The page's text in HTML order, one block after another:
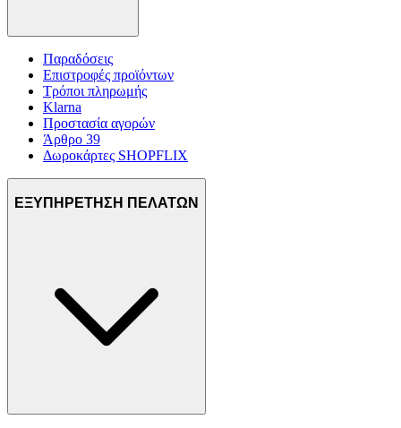
Παραδόσεις
Επιστροφές προϊόντων
Τρόποι πληρωμής
Klarna
Προστασία αγορών
Άρθρο 39
Δωροκάρτες SHOPFLIX
ΕΞΥΠΗΡΕΤΗΣΗ ΠΕΛΑΤΩΝ